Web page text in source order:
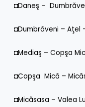
◘Daneş –
◘Dumbrăveni – Aţel
◘Mediaş – Copşa
◘Copşa Mică –
◘Micăsasa – Valea